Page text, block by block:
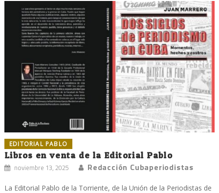
EDITORIAL PABLO
Libros en venta de la Editorial Pablo
noviembre 13, 2025 Redacción Cubaperiodistas
La Editorial Pablo de la Torriente, de la Unión de la Periodistas de